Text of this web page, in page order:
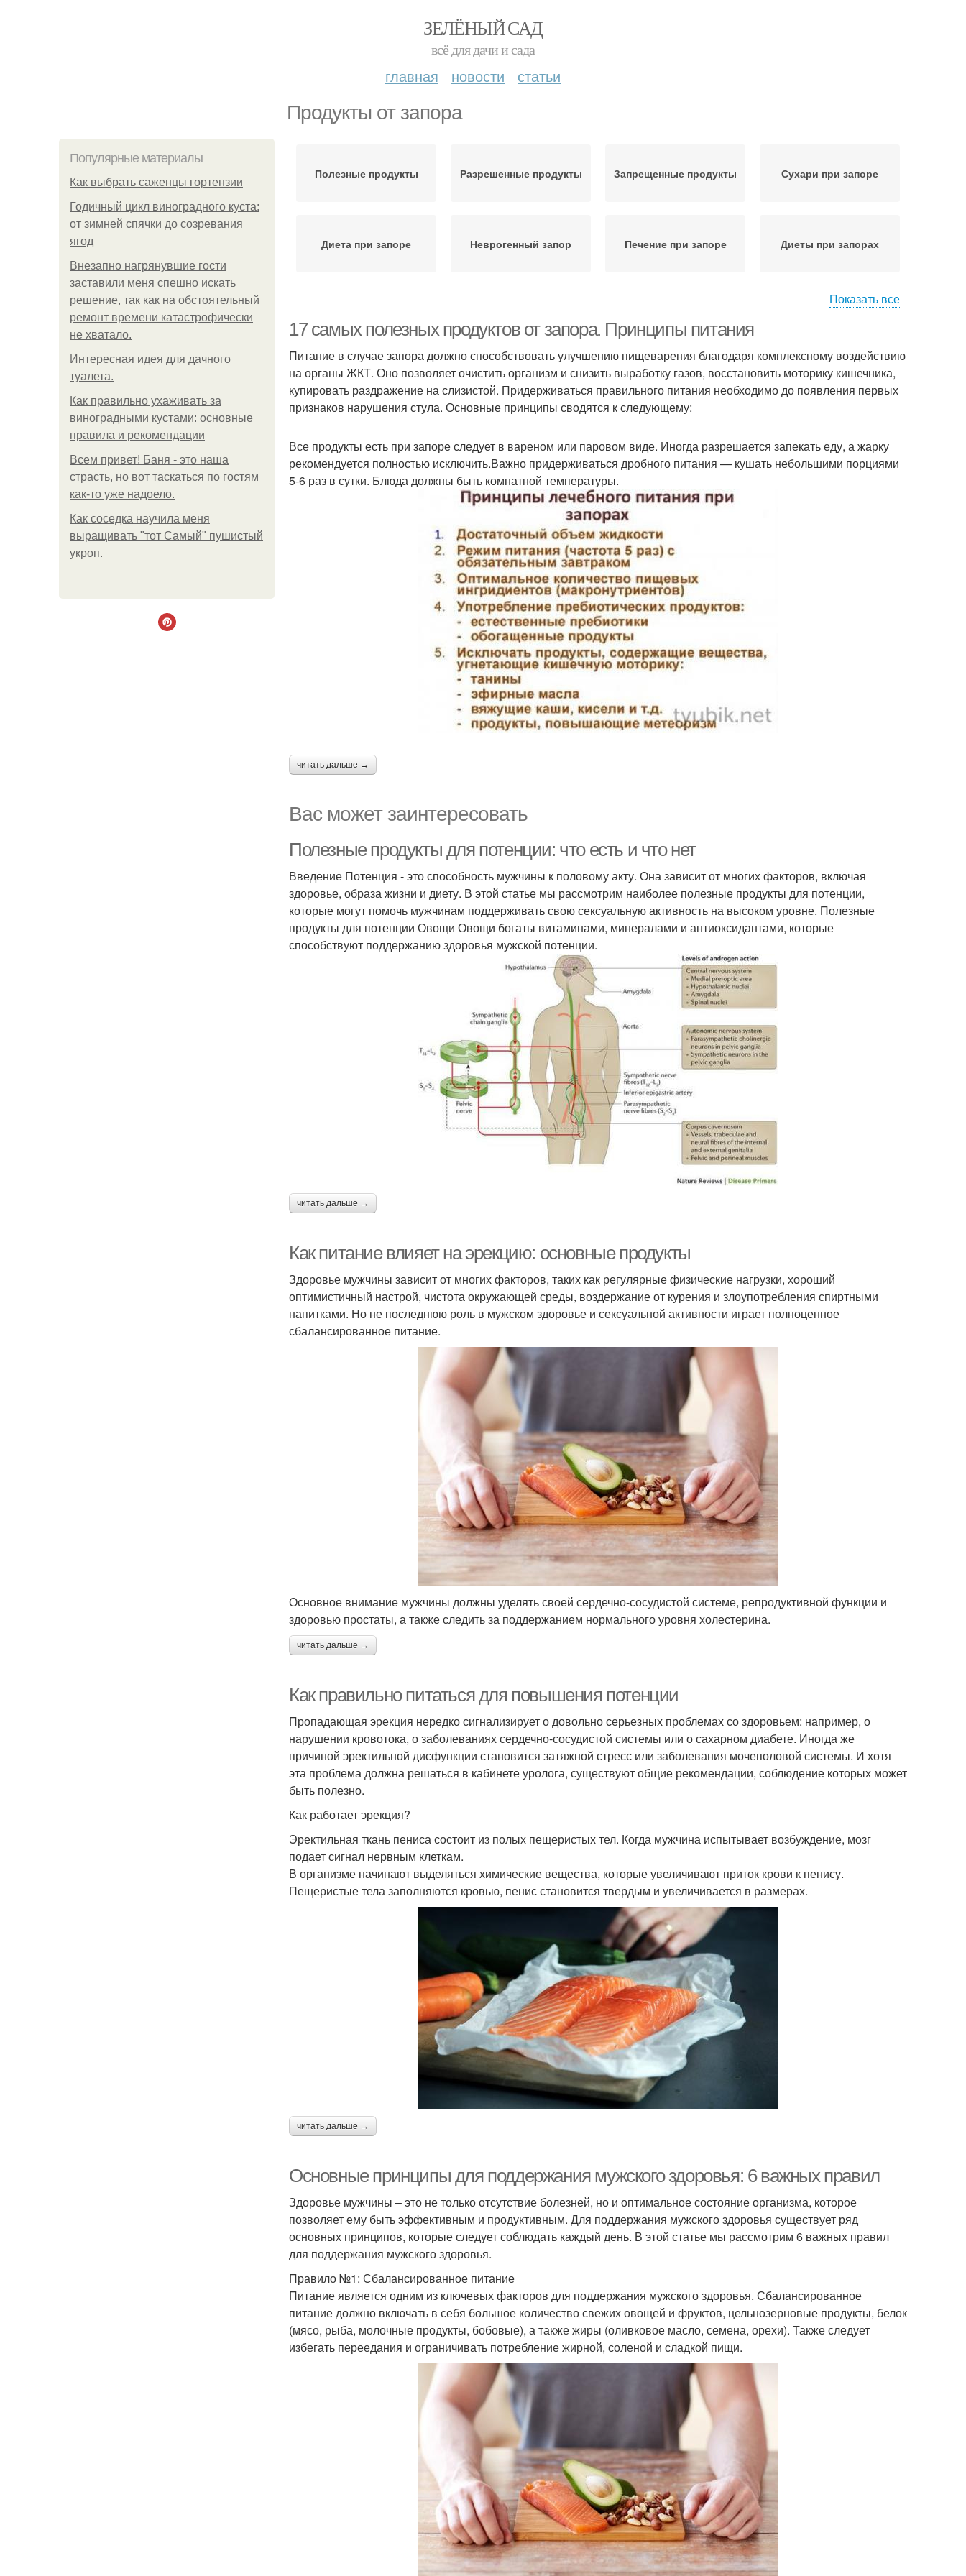
ЗЕЛЁНЫЙ САД
всё для дачи и сада
главная новости статьи
Продукты от запора
Популярные материалы
Как выбрать саженцы гортензии
Годичный цикл виноградного куста:
от зимней спячки до созревания
ягод
Внезапно нагрянувшие гости
заставили меня спешно искать
решение, так как на обстоятельный
ремонт времени катастрофически
не хватало.
Интересная идея для дачного
туалета.
Как правильно ухаживать за
виноградными кустами: основные
правила и рекомендации
Всем привет! Баня - это наша
страсть, но вот таскаться по гостям
как-то уже надоело.
Как соседка научила меня
выращивать "тот Самый" пушистый
укроп.
Полезные продукты Разрешенные продукты Запрещенные продукты Сухари при запоре
Диета при запоре Неврогенный запор Печение при запоре Диеты при запорах
Показать все
17 самых полезных продуктов от запора. Принципы питания
Питание в случае запора должно способствовать улучшению пищеварения благодаря комплексному воздействию
на органы ЖКТ. Оно позволяет очистить организм и снизить выработку газов, восстановить моторику кишечника,
купировать раздражение на слизистой. Придерживаться правильного питания необходимо до появления первых
признаков нарушения стула. Основные принципы сводятся к следующему:
Все продукты есть при запоре следует в вареном или паровом виде. Иногда разрешается запекать еду, а жарку
рекомендуется полностью исключить.Важно придерживаться дробного питания — кушать небольшими порциями
5-6 раз в сутки. Блюда должны быть комнатной температуры.
читать дальше →
Вас может заинтересовать
Полезные продукты для потенции: что есть и что нет
Введение Потенция - это способность мужчины к половому акту. Она зависит от многих факторов, включая
здоровье, образа жизни и диету. В этой статье мы рассмотрим наиболее полезные продукты для потенции,
которые могут помочь мужчинам поддерживать свою сексуальную активность на высоком уровне. Полезные
продукты для потенции Овощи Овощи богаты витаминами, минералами и антиоксидантами, которые
способствуют поддержанию здоровья мужской потенции.
читать дальше →
Как питание влияет на эрекцию: основные продукты
Здоровье мужчины зависит от многих факторов, таких как регулярные физические нагрузки, хороший
оптимистичный настрой, чистота окружающей среды, воздержание от курения и злоупотребления спиртными
напитками. Но не последнюю роль в мужском здоровье и сексуальной активности играет полноценное
сбалансированное питание.
Основное внимание мужчины должны уделять своей сердечно-сосудистой системе, репродуктивной функции и
здоровью простаты, а также следить за поддержанием нормального уровня холестерина.
читать дальше →
Как правильно питаться для повышения потенции
Пропадающая эрекция нередко сигнализирует о довольно серьезных проблемах со здоровьем: например, о
нарушении кровотока, о заболеваниях сердечно-сосудистой системы или о сахарном диабете. Иногда же
причиной эректильной дисфункции становится затяжной стресс или заболевания мочеполовой системы. И хотя
эта проблема должна решаться в кабинете уролога, существуют общие рекомендации, соблюдение которых может
быть полезно.
Как работает эрекция?
Эректильная ткань пениса состоит из полых пещеристых тел. Когда мужчина испытывает возбуждение, мозг
подает сигнал нервным клеткам.
В организме начинают выделяться химические вещества, которые увеличивают приток крови к пенису.
Пещеристые тела заполняются кровью, пенис становится твердым и увеличивается в размерах.
читать дальше →
Основные принципы для поддержания мужского здоровья: 6 важных правил
Здоровье мужчины – это не только отсутствие болезней, но и оптимальное состояние организма, которое
позволяет ему быть эффективным и продуктивным. Для поддержания мужского здоровья существует ряд
основных принципов, которые следует соблюдать каждый день. В этой статье мы рассмотрим 6 важных правил
для поддержания мужского здоровья.
Правило №1: Сбалансированное питание
Питание является одним из ключевых факторов для поддержания мужского здоровья. Сбалансированное
питание должно включать в себя большое количество свежих овощей и фруктов, цельнозерновые продукты, белок
(мясо, рыба, молочные продукты, бобовые), а также жиры (оливковое масло, семена, орехи). Также следует
избегать переедания и ограничивать потребление жирной, соленой и сладкой пищи.